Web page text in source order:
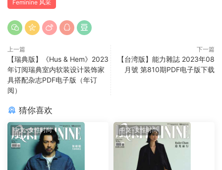
Feminine 风采
上一篇
【瑞典版】《Hus & Hem》2023
年订阅瑞典室内软装设计装饰家
具搭配杂志PDF电子版（年订
阅）
下一篇
【台湾版】能力雜誌 2023年08
月號 第810期PDF电子版下载
猜你喜欢
中文-女性时尚 中文-女性时尚